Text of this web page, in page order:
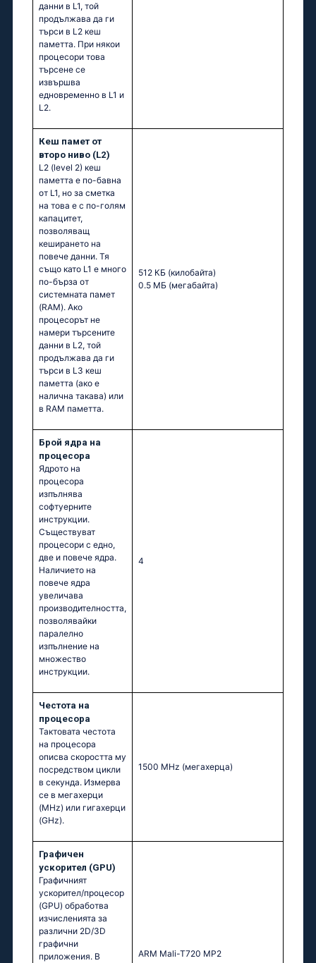
данни в L1, той
продължава да ги
търси в L2 кеш
паметта. При някои
процесори това
търсене се
извършва
едновременно в L1 и
L2.
Кеш памет от
второ ниво (L2)
L2 (level 2) кеш
паметта е по-бавна
от L1, но за сметка
на това е с по-голям
капацитет,
позволяващ
кеширането на
повече данни. Тя
също като L1 е много
по-бърза от
системната памет
(RAM). Ако
процесорът не
намери търсените
данни в L2, той
продължава да ги
търси в L3 кеш
паметта (ако е
налична такава) или
в RAM паметта.
512 КБ (килобайта)
0.5 МБ (мегабайта)
Брой ядра на
процесора
Ядрото на
процесора
изпълнява
софтуерните
инструкции.
Съществуват
процесори с едно,
две и повече ядра.
Наличието на
повече ядра
увеличава
производителността,
позволявайки
паралелно
изпълнение на
множество
инструкции.
4
Честота на
процесора
Тактовата честота
на процесора
описва скоростта му
посредством цикли
в секунда. Измерва
се в мегахерци
(MHz) или гигахерци
(GHz).
1500 MHz (мегахерца)
Графичен
ускорител (GPU)
Графичният
ускорител/процесор
(GPU) обработва
изчисленията за
различни 2D/3D
графични
приложения. В
ARM Mali-T720 MP2